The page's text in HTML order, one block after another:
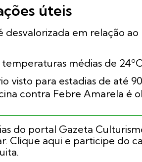
úteis
desvalorizada em relação ao
médias de
visto para estadias de até
contra Febre Amarela é
do portal Gazeta
Clique aqui e participe do